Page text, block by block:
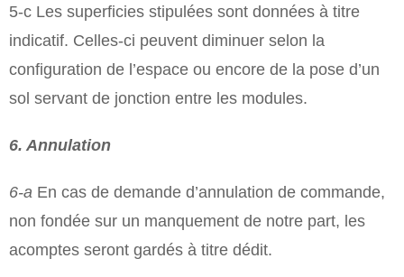
5-c Les superficies stipulées sont données à titre
indicatif. Celles-ci peuvent diminuer selon la
configuration de l’espace ou encore de la pose d’un
sol servant de jonction entre les modules.
6. Annulation
6-a En cas de demande d’annulation de commande,
non fondée sur un manquement de notre part, les
acomptes seront gardés à titre dédit.